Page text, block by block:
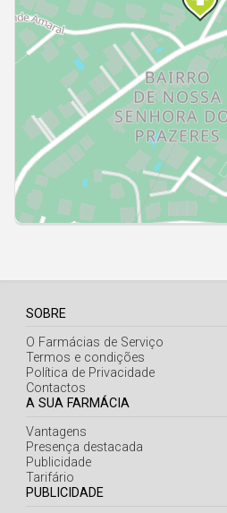
Açores
SOBRE
O Farmácias de Serviço
Termos e condições
Política de Privacidade
Contactos
A SUA FARMÁCIA
Vantagens
Presença destacada
Publicidade
Tarifário
PUBLICIDADE